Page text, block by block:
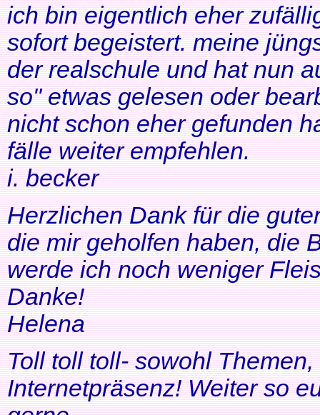
ich bin eigentlich eher
sofort begeistert. meine
der realschule und hat nun
so" etwas gelesen oder
nicht schon eher gefunden
fälle weiter empfehlen.
i. becker
Herzlichen Dank für die
die mir geholfen haben, die
werde ich noch weniger
Danke!
Helena
Toll toll toll- sowohl
Internetpräsenz! Weiter so